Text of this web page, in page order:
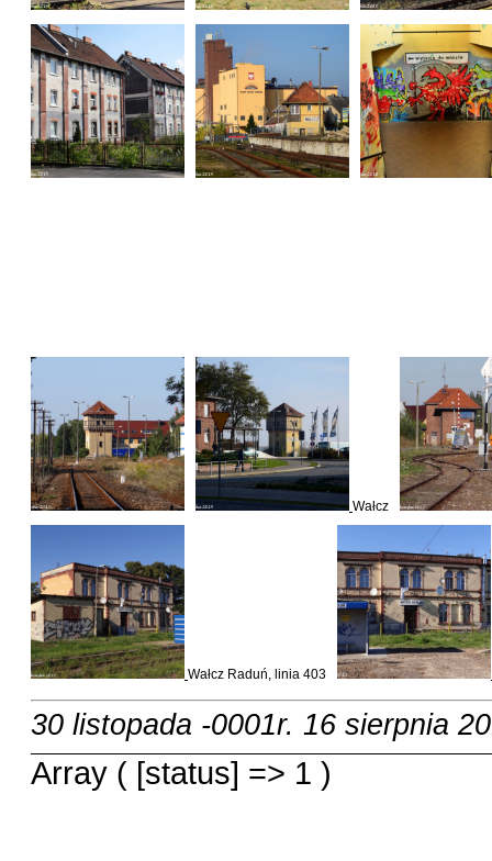
Wałcz
Wałcz Raduń, linia 403
30 listopada -0001r. 16 sierpnia
Array ( [status] => 1 )